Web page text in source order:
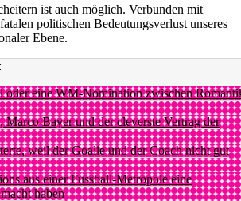
ist auch möglich. Verbunden mit
politischen Bedeutungsverlust unseres
Ebene.
oder eine WM-Nomination zwischen
Bayer und der cleverste Vertrag der
weil der Goalie und der Coach nicht gut
aus einer Fussball-Metropole eine
haben